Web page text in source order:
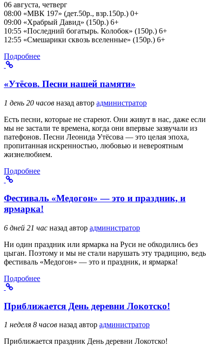
06 августа, четверг
08:00 «МВК 197» (дет.50р., взр.150р.) 0+
09:00 «Храбрый Давид» (150р.) 6+
10:55 «Последний богатырь. Колобок» (150р.) 6+
12:55 «Смешарики сквозь вселенные» (150р.) 6+
Подробнее
«Утёсов. Песни нашей памяти»
1 день 20 часов назад автор администратор
Есть песни, которые не стареют. Они живут в нас, даже если
мы не застали те времена, когда они впервые зазвучали из
патефонов. Песни Леонида Утёсова — это целая эпоха,
пропитанная искренностью, любовью и невероятным
жизнелюбием.
Подробнее
Фестиваль «Медогон» — это и праздник, и
ярмарка!
6 дней 21 час назад автор администратор
Ни один праздник или ярмарка на Руси не обходились без
цыган. Поэтому и мы не стали нарушать эту традицию, ведь
фестиваль «Медогон» — это и праздник, и ярмарка!
Подробнее
Приближается День деревни Локотско!
1 неделя 8 часов назад автор администратор
Приближается праздник День деревни Локотско!